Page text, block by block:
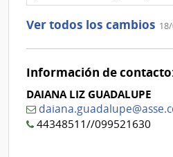
Ver todos los cambios
Información de
DAIANA LIZ GUADALUPE
44348511//099521630